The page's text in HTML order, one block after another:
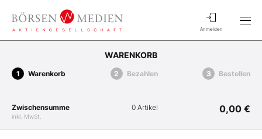
Anmelden
WARENKORB
Warenkorb Bezahlen Bestellen
Zwischensumme
inkl. MwSt.
0 Artikel 0,00 €